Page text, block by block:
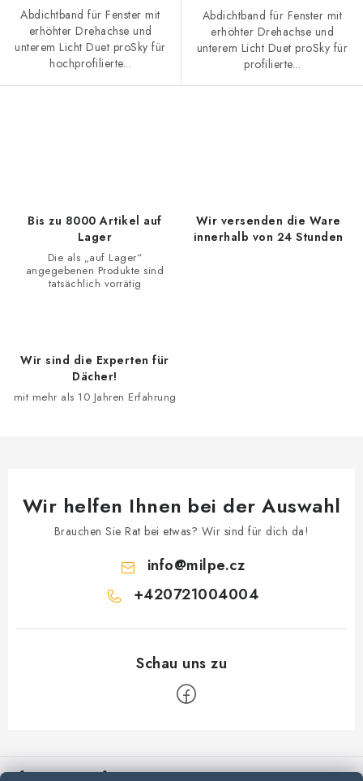
Abdichtband für Fenster mit
erhöhter Drehachse und
unterem Licht Duet proSky für
hochprofilierte...
Abdichtband für Fenster mit
erhöhter Drehachse und
unterem Licht Duet proSky für
profilierte...
e
Bis zu 8000 Artikel auf
Lager
Die als „auf Lager“
angegebenen Produkte sind
tatsächlich vorrätig
Wir versenden die Ware
innerhalb von 24 Stunden
Wir sind die Experten für
Dächer!
mit mehr als 10 Jahren Erfahrung
Wir helfen Ihnen bei der Auswahl
Brauchen Sie Rat bei etwas? Wir sind für dich da!
info@milpe.cz
+420721004004
u